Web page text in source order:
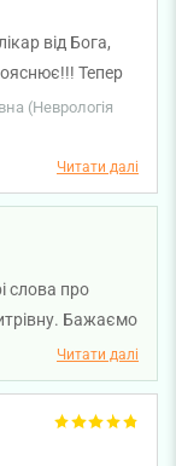
від Бога,
Тепер
(Неврологія
Читати далі
слова про
Бажаємо
Читати далі